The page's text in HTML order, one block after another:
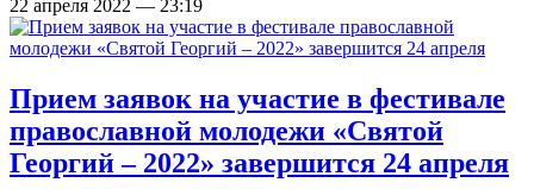
22 апреля 2022 — 23:19
Прием заявок на участие в фестивале
православной молодежи «Святой
Георгий – 2022» завершится 24 апреля